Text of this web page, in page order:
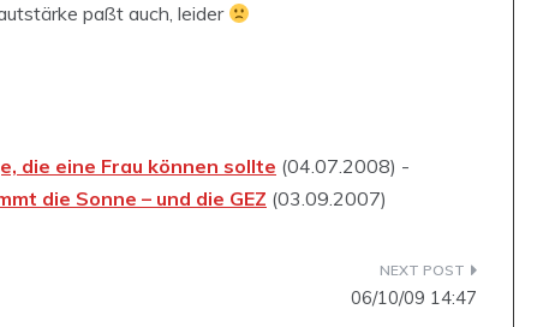
paßt auch, leider
die eine Frau können sollte (04.07.2008) -
die Sonne – und die GEZ (03.09.2007)
06/10/09 14:47